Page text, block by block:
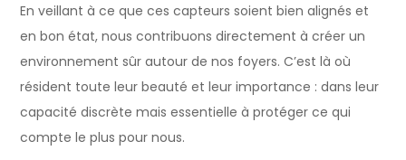
En veillant à ce que ces capteurs soient bien alignés et
en bon état, nous contribuons directement à créer un
environnement sûr autour de nos foyers. C’est là où
résident toute leur beauté et leur importance : dans leur
capacité discrète mais essentielle à protéger ce qui
compte le plus pour nous.